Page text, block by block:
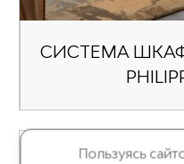
СИСТЕМА
Пользуясь